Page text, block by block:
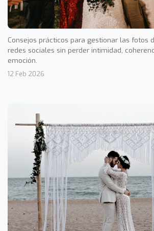
Consejos prácticos para gestionar las fotos
redes sociales sin perder intimidad,
emoción.
12 Feb 2026